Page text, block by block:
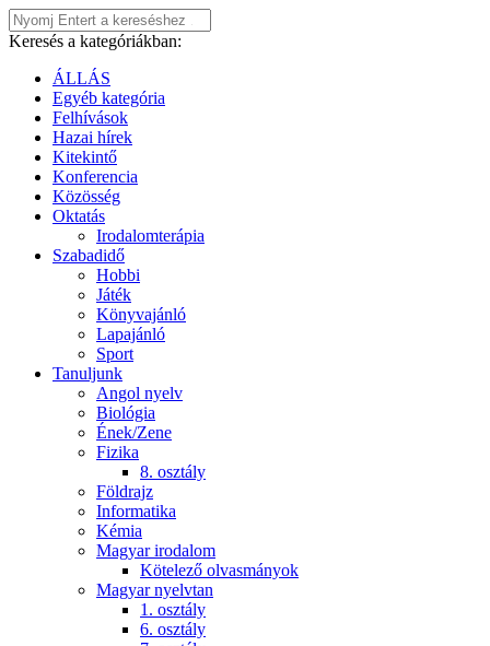
Keresés a kategóriákban:
ÁLLÁS
Egyéb kategória
Felhívások
Hazai hírek
Kitekintő
Konferencia
Közösség
Oktatás
Irodalomterápia
Szabadidő
Hobbi
Játék
Könyvajánló
Lapajánló
Sport
Tanuljunk
Angol nyelv
Biológia
Ének/Zene
Fizika
8. osztály
Földrajz
Informatika
Kémia
Magyar irodalom
Kötelező olvasmányok
Magyar nyelvtan
1. osztály
6. osztály